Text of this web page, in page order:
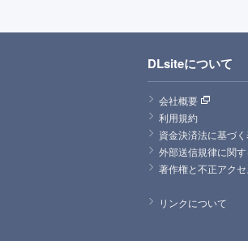
DLsiteについて
会社概要
利用規約
資金決済法に基づ
外部送信規律に関
著作権と不正アクセ
リンクについて